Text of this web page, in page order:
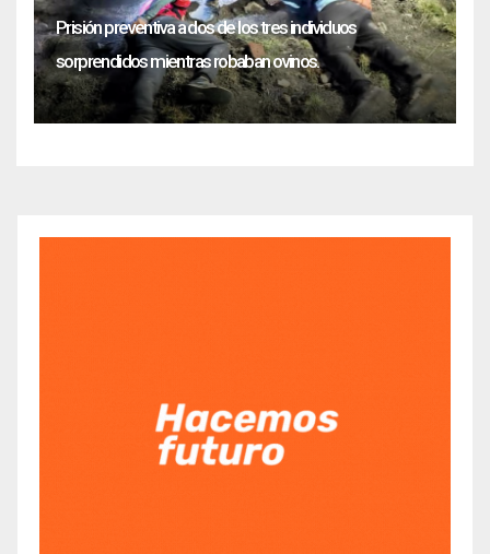
Prisión preventiva a dos de los tres individuos
sorprendidos mientras robaban ovinos.